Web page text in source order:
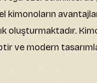
kimonoların
oluşturmaktadır.
ve modern